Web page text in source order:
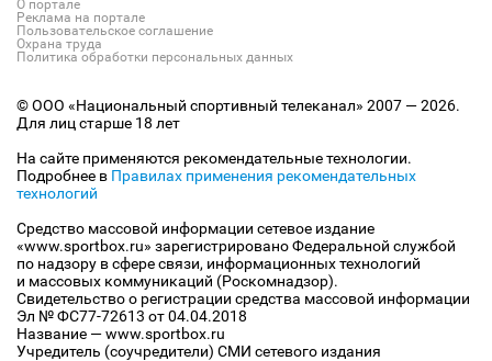
О портале
Реклама на портале
Пользовательское соглашение
Охрана труда
Политика обработки персональных данных
© ООО «Национальный спортивный телеканал» 2007 — 2026.
Для лиц старше 18 лет
На сайте применяются рекомендательные технологии.
Подробнее в Правилах применения рекомендательных
технологий
Средство массовой информации сетевое издание
«www.sportbox.ru» зарегистрировано Федеральной службой
по надзору в сфере связи, информационных технологий
и массовых коммуникаций (Роскомнадзор).
Свидетельство о регистрации средства массовой информации
Эл № ФС77-72613 от 04.04.2018
Название — www.sportbox.ru
Учредитель (соучредители) СМИ сетевого издания